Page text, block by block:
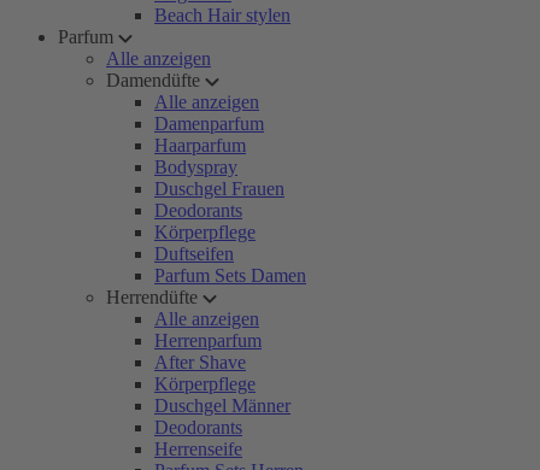
Beach Hair stylen
Parfum
Alle anzeigen
Damendüfte
Alle anzeigen
Damenparfum
Haarparfum
Bodyspray
Duschgel Frauen
Deodorants
Körperpflege
Duftseifen
Parfum Sets Damen
Herrendüfte
Alle anzeigen
Herrenparfum
After Shave
Körperpflege
Duschgel Männer
Deodorants
Herrenseife